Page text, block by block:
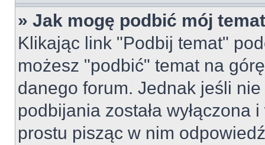
» Jak mogę podbić mój
Klikając link "Podbij temat"
możesz "podbić" temat na
danego forum. Jednak jeśli
podbijania została
prostu pisząc w nim